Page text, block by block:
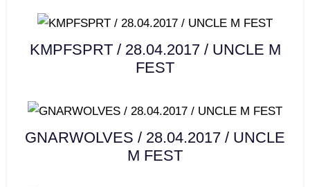
KMPFSPRT / 28.04.2017 / UNCLE M
FEST
GNARWOLVES / 28.04.2017 / UNCLE
M FEST